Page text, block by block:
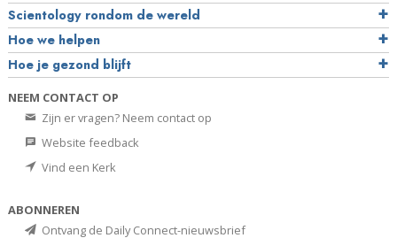
Scientology rondom de wereld
Hoe we helpen
Hoe je gezond blijft
NEEM CONTACT OP
Zijn er vragen? Neem contact op
Website feedback
Vind een Kerk
ABONNEREN
Ontvang de Daily Connect-nieuwsbrief